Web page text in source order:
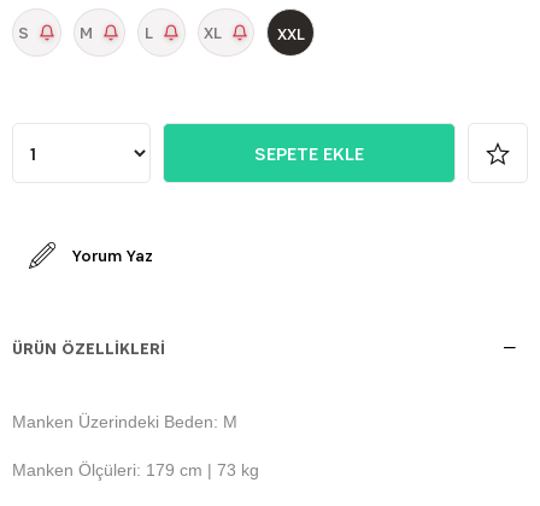
S M L XL XXL
Yorum Yaz
ÜRÜN ÖZELLIKLERI
Manken Üzerindeki Beden: M
Manken Ölçüleri: 179 cm | 73 kg